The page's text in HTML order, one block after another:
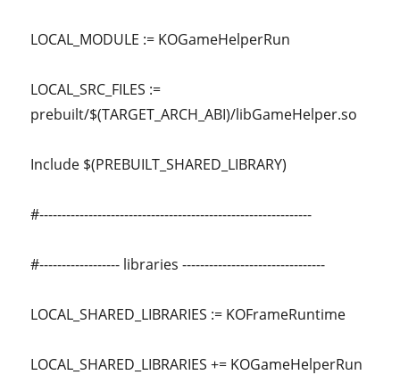
LOCAL_MODULE := KOGameHelperRun
LOCAL_SRC_FILES :=
prebuilt/$(TARGET_ARCH_ABI)/libGameHelper.so
Include $(PREBUILT_SHARED_LIBRARY)
#-------------------------------------------------------------
#------------------ libraries --------------------------------
LOCAL_SHARED_LIBRARIES := KOFrameRuntime
LOCAL_SHARED_LIBRARIES += KOGameHelperRun